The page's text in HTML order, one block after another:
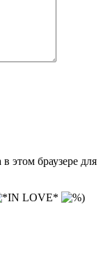
этом браузере для